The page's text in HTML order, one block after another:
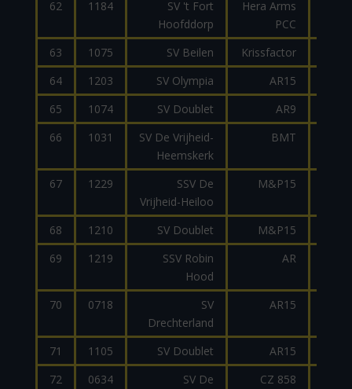
62
1184
SV 't Fort
Hoofddorp
Hera Arms
PCC
63 1075 SV Beilen Krissfactor
64
1203 SV Olympia AR15
65
1074 SV Doublet AR9
66
1031
SV De Vrijheid-
Heemskerk
BMT
67 1229
SSV De
Vrijheid-Heiloo
M&P15
68 1210 SV Doublet M&P15
69
1219
SSV Robin
Hood
AR
70 0718
SV
Drechterland
AR15
71 1105 SV Doublet AR15
72
0634
SV De
CZ 858